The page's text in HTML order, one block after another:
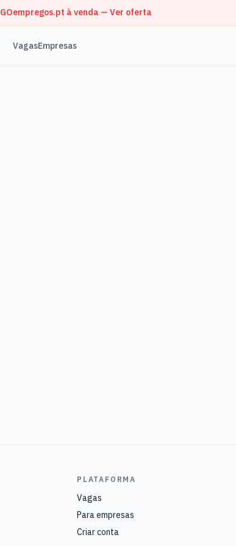
GOempregos.pt à venda — Ver oferta
VagasEmpresas
PLATAFORMA
Vagas
Para empresas
Criar conta